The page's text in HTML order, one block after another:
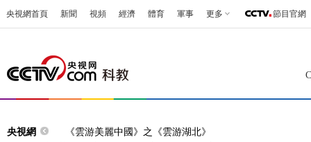
央視網首頁 新聞 視頻 經濟 體育 軍事 更多 節目官網
央視網 《雲游美麗中國》之《雲游湖北》